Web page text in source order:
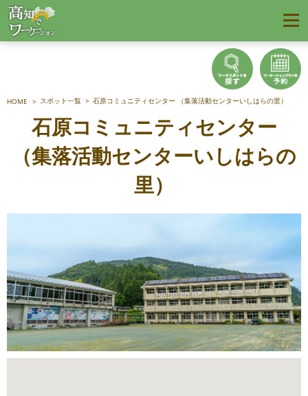
HOME スポット一覧 石原コミュニティセンター （集落活動センターいしはらの里）
石原コミュニティセンター
（集落活動センターいしはらの
里）